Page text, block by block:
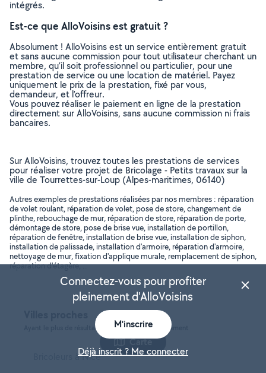
intégrés.
Est-ce que AlloVoisins est gratuit ?
Absolument ! AlloVoisins est un service entièrement gratuit
et sans aucune commission pour tout utilisateur cherchant un
membre, qu’il soit professionnel ou particulier, pour une
prestation de service ou une location de matériel. Payez
uniquement le prix de la prestation, fixé par vous,
demandeur, et l’offreur.
Vous pouvez réaliser le paiement en ligne de la prestation
directement sur AlloVoisins, sans aucune commission ni frais
bancaires.
Sur AlloVoisins, trouvez toutes les prestations de services
pour réaliser votre projet de Bricolage - Petits travaux sur la
ville de Tourrettes-sur-Loup (Alpes-maritimes, 06140)
Autres exemples de prestations réalisées par nos membres : réparation
de volet roulant, réparation de volet, pose de store, changement de
plinthe, rebouchage de mur, réparation de store, réparation de porte,
démontage de store, pose de brise vue, installation de portillon,
réparation de fenêtre, installation de brise vue, installation de siphon,
installation de palissade, installation d'armoire, réparation d'armoire,
nettoyage de mur, fixation d'applique murale, remplacement de siphon,
réparation d'étagère, ..
Ayant le plus de résultats, dans le même département
Bricoleurs à Nice
Carte
Connectez-vous pour profiter
pleinement d'AlloVoisins
M'inscrire
Déjà inscrit ? Me connecter